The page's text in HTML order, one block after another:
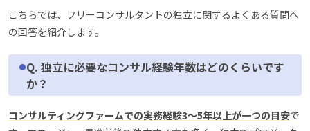
こちらでは、フリーコンサルタントの独立に関するよくある質問へ
の回答を紹介します。
Q. 独立に必要なコンサル経験年数はどのくらいです
か？
コンサルティングファームでの実務経験3〜5年以上が一つの目安で